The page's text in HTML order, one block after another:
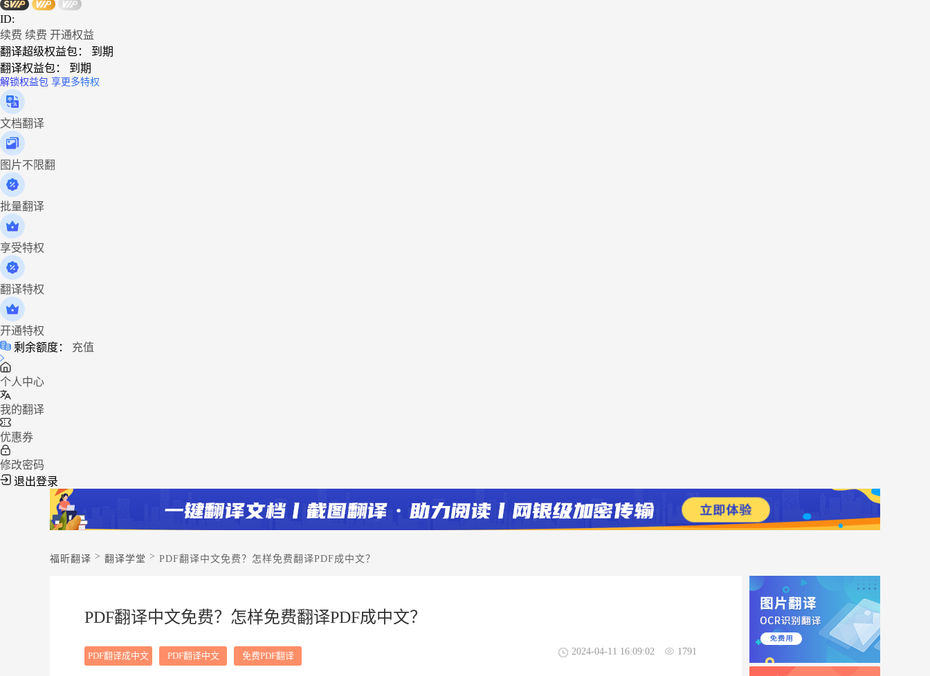
ID:
续费 续费 开通权益
翻译超级权益包：
到期
翻译权益包：
到期
解锁权益包 享更多特权
文档翻译
图片不限翻
批量翻译
享受特权
翻译特权
开通特权
剩余额度：
充值
个人中心
我的翻译
优惠券
修改密码
退出登录
福昕翻译 > 翻译学堂 > PDF翻译中文免费？怎样免费翻译PDF成中文？
PDF翻译中文免费？怎样免费翻译PDF成中文？
PDF翻译成中文
PDF翻译中文 免费PDF翻译 1791
2024-04-11 16:09:02